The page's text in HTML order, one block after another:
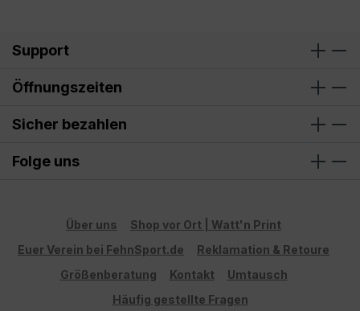
Support
Öffnungszeiten
Sicher bezahlen
Folge uns
Über uns
Shop vor Ort | Watt'n Print
Euer Verein bei FehnSport.de
Reklamation & Retoure
Größenberatung
Kontakt
Umtausch
Häufig gestellte Fragen